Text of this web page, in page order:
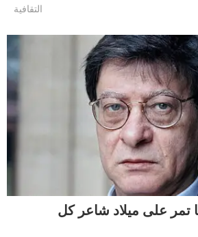
التقافية
تمر على ميلاد شاعر كل